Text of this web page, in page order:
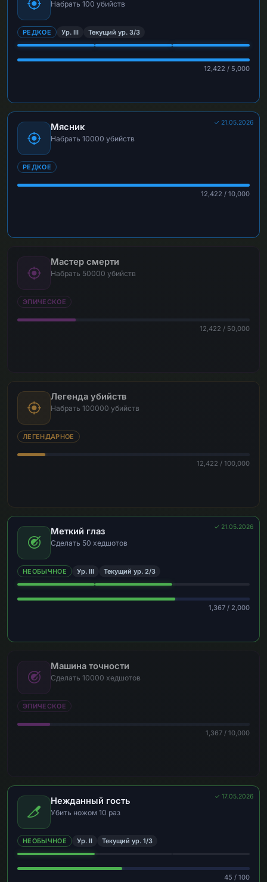
Набрать 100 убийств
РЕДКОЕ Ур. III Текущий ур. 3/3
12,422 / 5,000
✓ 21.05.2026
Мясник
Набрать 10000 убийств
РЕДКОЕ
12,422 / 10,000
Мастер смерти
Набрать 50000 убийств
ЭПИЧЕСКОЕ
12,422 / 50,000
Легенда убийств
Набрать 100000 убийств
ЛЕГЕНДАРНОЕ
12,422 / 100,000
✓ 21.05.2026
Меткий глаз
Сделать 50 хедшотов
НЕОБЫЧНОЕ Ур. III Текущий ур. 2/3
1,367 / 2,000
Машина точности
Сделать 10000 хедшотов
ЭПИЧЕСКОЕ
1,367 / 10,000
✓ 17.05.2026
Нежданный гость
Убить ножом 10 раз
НЕОБЫЧНОЕ Ур. II Текущий ур. 1/3
45 / 100